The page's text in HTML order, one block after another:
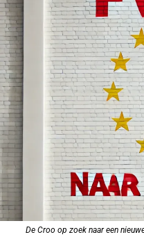
De Croo op zoek naar een